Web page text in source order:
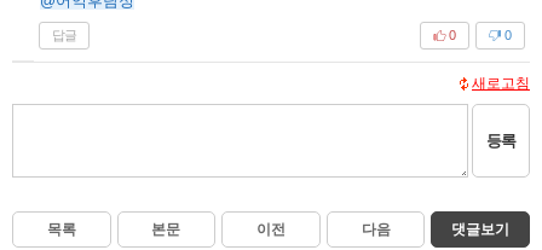
답글 0
0
새로고침
등록
목록 본문 이전 다음 댓글보기